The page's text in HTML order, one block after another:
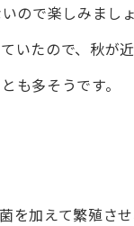
ので楽しみましょ
たので、秋が
も多そうです。
えて繁殖させ